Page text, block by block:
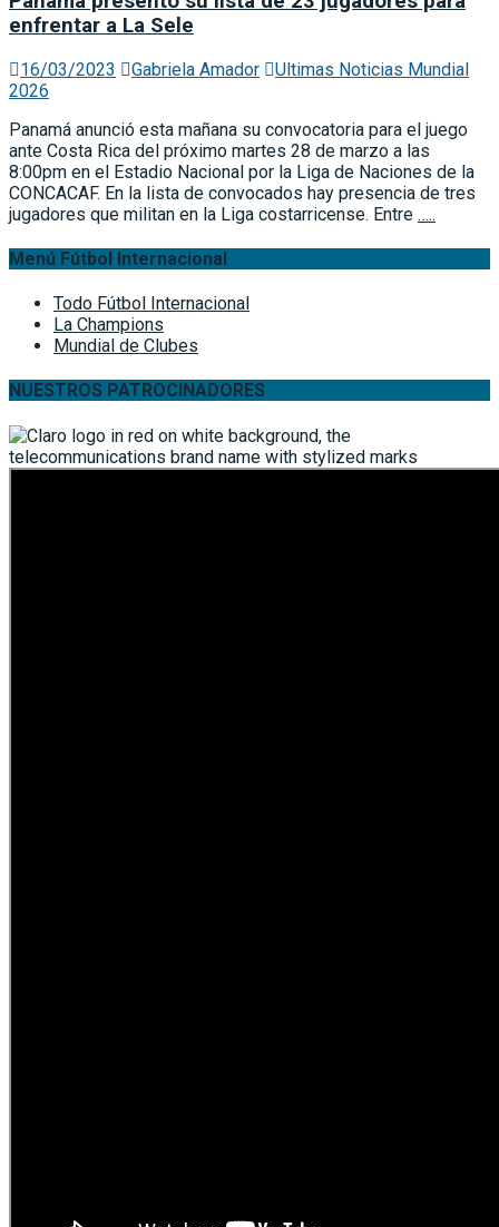
enfrentar a La Sele
16/03/2023 Gabriela Amador
Ultimas Noticias Mundial
2026
Panamá anunció esta mañana su convocatoria para el juego
ante Costa Rica del próximo martes 28 de marzo a las
8:00pm en el Estadio Nacional por la Liga de Naciones de la
CONCACAF. En la lista de convocados hay presencia de tres
jugadores que militan en la Liga costarricense. Entre …..
Menú Fútbol Internacional
Todo Fútbol Internacional
La Champions
Mundial de Clubes
NUESTROS PATROCINADORES